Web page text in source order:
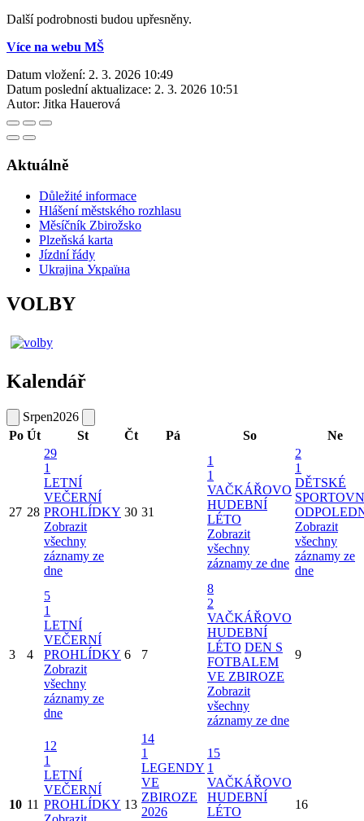
Další podrobnosti budou upřesněny.
Více na webu MŠ
Datum vložení: 2. 3. 2026 10:49
Datum poslední aktualizace: 2. 3. 2026 10:51
Autor: Jitka Hauerová
Aktuálně
Důležité informace
Hlášení městského rozhlasu
Měsíčník Zbirožsko
Plzeňská karta
Jízdní řády
Ukrajina Україна
VOLBY
Kalendář
Srpen2026
Po Út St Čt Pá So Ne
27 28
29
1
LETNÍ
VEČERNÍ
PROHLÍDKY
Zobrazit
všechny
záznamy ze
dne
30 31
1
1
VAČKÁŘOVO
HUDEBNÍ
LÉTO
Zobrazit
všechny
záznamy ze dne
2
1
DĚTSKÉ
Zobrazit
všechny
záznamy ze
dne
3 4
5
1
LETNÍ
VEČERNÍ
PROHLÍDKY
Zobrazit
všechny
záznamy ze
dne
6 7
8
2
VAČKÁŘOVO
HUDEBNÍ
LÉTO DEN S
FOTBALEM
VE ZBIROZE
Zobrazit
všechny
záznamy ze dne
9
10 11
12
1
LETNÍ
VEČERNÍ
PROHLÍDKY 13
14
1
LEGENDY
VE
ZBIROZE
2026
15
1
VAČKÁŘOVO
HUDEBNÍ
LÉTO
16